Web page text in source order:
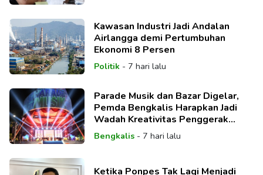
Kawasan Industri Jadi Andalan
Airlangga demi Pertumbuhan
Ekonomi 8 Persen
Politik- 7 hari lalu
Parade Musik dan Bazar Digelar,
Pemda Bengkalis Harapkan Jadi
Wadah Kreativitas Penggerak
Ekonomi
Bengkalis- 7 hari lalu
Ketika Ponpes Tak Lagi Menjadi